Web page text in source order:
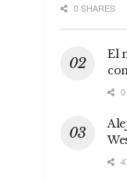
0 SHARES
El